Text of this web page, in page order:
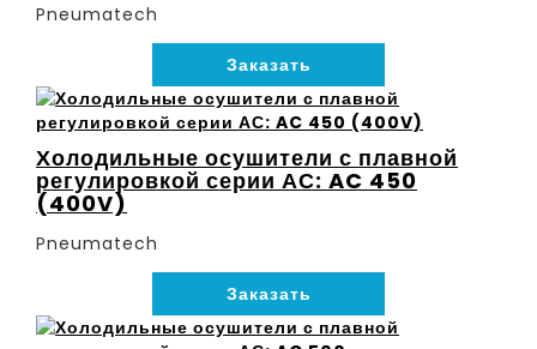
Pneumatech
Заказать
Холодильные осушители с плавной
регулировкой серии АС: AC 450
(400V)
Pneumatech
Заказать